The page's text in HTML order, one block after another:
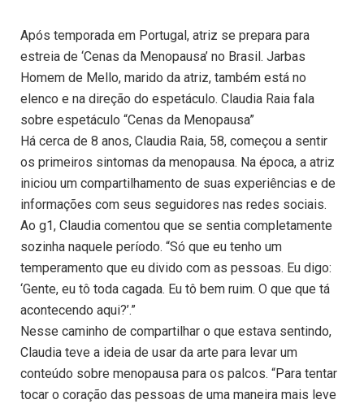
Após temporada em Portugal, atriz se prepara para
estreia de ‘Cenas da Menopausa’ no Brasil. Jarbas
Homem de Mello, marido da atriz, também está no
elenco e na direção do espetáculo. Claudia Raia fala
sobre espetáculo “Cenas da Menopausa”
Há cerca de 8 anos, Claudia Raia, 58, começou a sentir
os primeiros sintomas da menopausa. Na época, a atriz
iniciou um compartilhamento de suas experiências e de
informações com seus seguidores nas redes sociais.
Ao g1, Claudia comentou que se sentia completamente
sozinha naquele período. “Só que eu tenho um
temperamento que eu divido com as pessoas. Eu digo:
‘Gente, eu tô toda cagada. Eu tô bem ruim. O que que tá
acontecendo aqui?’.”
Nesse caminho de compartilhar o que estava sentindo,
Claudia teve a ideia de usar da arte para levar um
conteúdo sobre menopausa para os palcos. “Para tentar
tocar o coração das pessoas de uma maneira mais leve